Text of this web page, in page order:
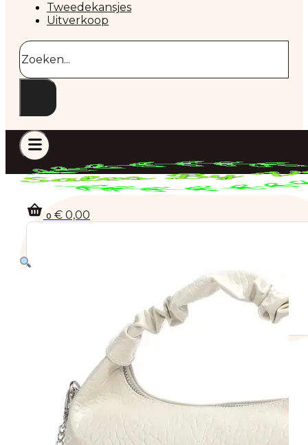
Tweedekansjes
Uitverkoop
Zoeken
0 € 0,00
Geen producten in de winkelwagen.